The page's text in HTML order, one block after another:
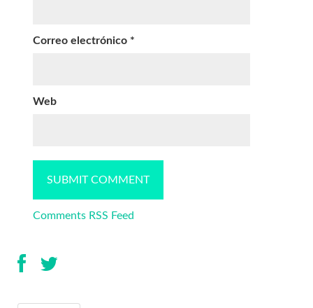
Correo electrónico *
Web
Comments RSS Feed